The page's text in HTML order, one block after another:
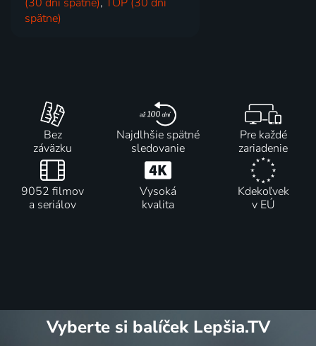
spätne)
Bez
záväzku
Najdlhšie spätné
sledovanie
Pre každé
zariadenie
9052 filmov
a seriálov
Vysoká
kvalita
Kdekoľvek
v EÚ
Vyberte si balíček Lepšia.TV